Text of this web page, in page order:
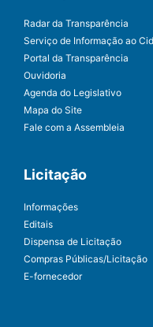
Radar da Transparência
Serviço de Informação ao
Portal da Transparência
Ouvidoria
Agenda do Legislativo
Mapa do Site
Fale com a Assembleia
Licitação
Informações
Editais
Dispensa de Licitação
Compras Públicas/Licitação
E-fornecedor